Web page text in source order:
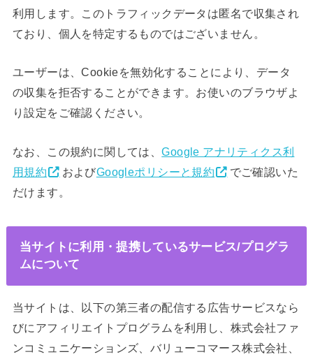
利用します。このトラフィックデータは匿名で収集され
ており、個人を特定するものではございません。
ユーザーは、Cookieを無効化することにより、データ
の収集を拒否することができます。お使いのブラウザよ
り設定をご確認ください。
なお、この規約に関しては、Google アナリティクス利
用規約
およびGoogleポリシーと規約
でご確認いた
だけます。
当サイトに利用・提携しているサービス/プログラ
ムについて
当サイトは、以下の第三者の配信する広告サービスなら
びにアフィリエイトプログラムを利用し、株式会社ファ
ンコミュニケーションズ、バリューコマース株式会社、